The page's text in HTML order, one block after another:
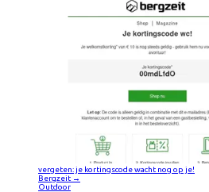
vergeten: je kortingscode wacht nog op je!
Bergzeit →
Outdoor